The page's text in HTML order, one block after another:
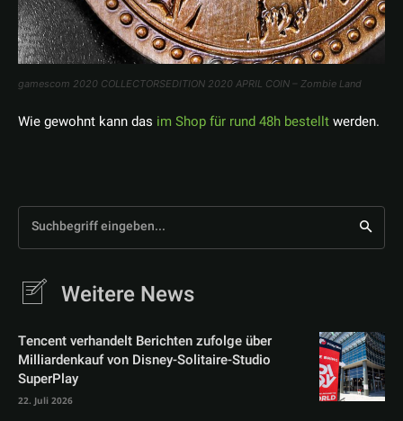
gamescom 2020 COLLECTORSEDITION 2020 APRIL COIN – Zombie Land
Wie gewohnt kann das im Shop für rund 48h bestelltwerden.
Suchbegriff eingeben...
Weitere News
Tencent verhandelt Berichten zufolge über
Milliardenkauf von Disney-Solitaire-Studio
SuperPlay
22. Juli 2026